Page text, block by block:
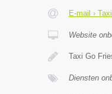
E-mail ›
Website
Taxi Go
Diensten